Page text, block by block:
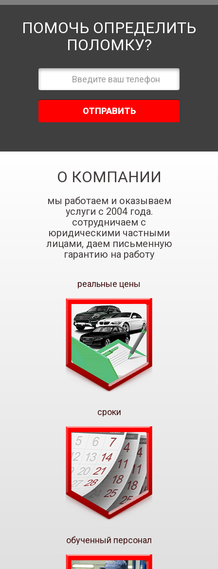
ПОМОЧЬ ОПРЕДЕЛИТЬ
ПОЛОМКУ?
ОТПРАВИТЬ
О КОМПАНИИ
мы работаем и оказываем
услуги с 2004 года.
сотрудничаем с
юридическими частными
лицами, даем письменную
гарантию на работу
реальные цены
сроки
обученный персонал